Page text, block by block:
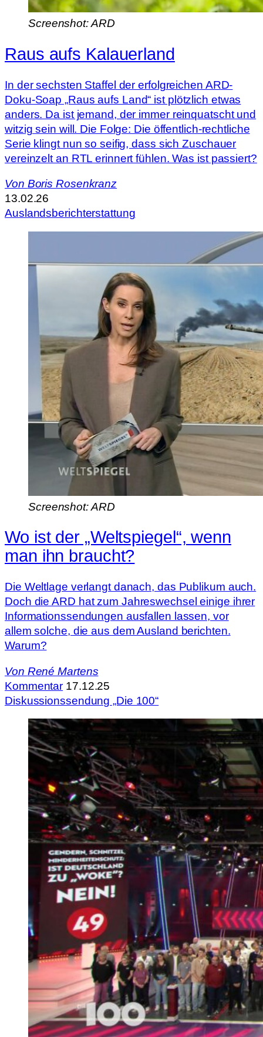
Screenshot: ARD
Raus aufs Kalauerland
In der sechsten Staffel der erfolgreichen ARD-
Doku-Soap „Raus aufs Land“ ist plötzlich etwas
anders. Da ist jemand, der immer reinquatscht und
witzig sein will. Die Folge: Die öffentlich-rechtliche
Serie klingt nun so seifig, dass sich Zuschauer
vereinzelt an RTL erinnert fühlen. Was ist passiert?
Von Boris Rosenkranz
13.02.26
Auslandsberichterstattung
Screenshot: ARD
Wo ist der „Weltspiegel“, wenn
man ihn braucht?
Die Weltlage verlangt danach, das Publikum auch.
Doch die ARD hat zum Jahreswechsel einige ihrer
Informationssendungen ausfallen lassen, vor
allem solche, die aus dem Ausland berichten.
Warum?
Von René Martens
Kommentar 17.12.25
Diskussionssendung „Die 100“